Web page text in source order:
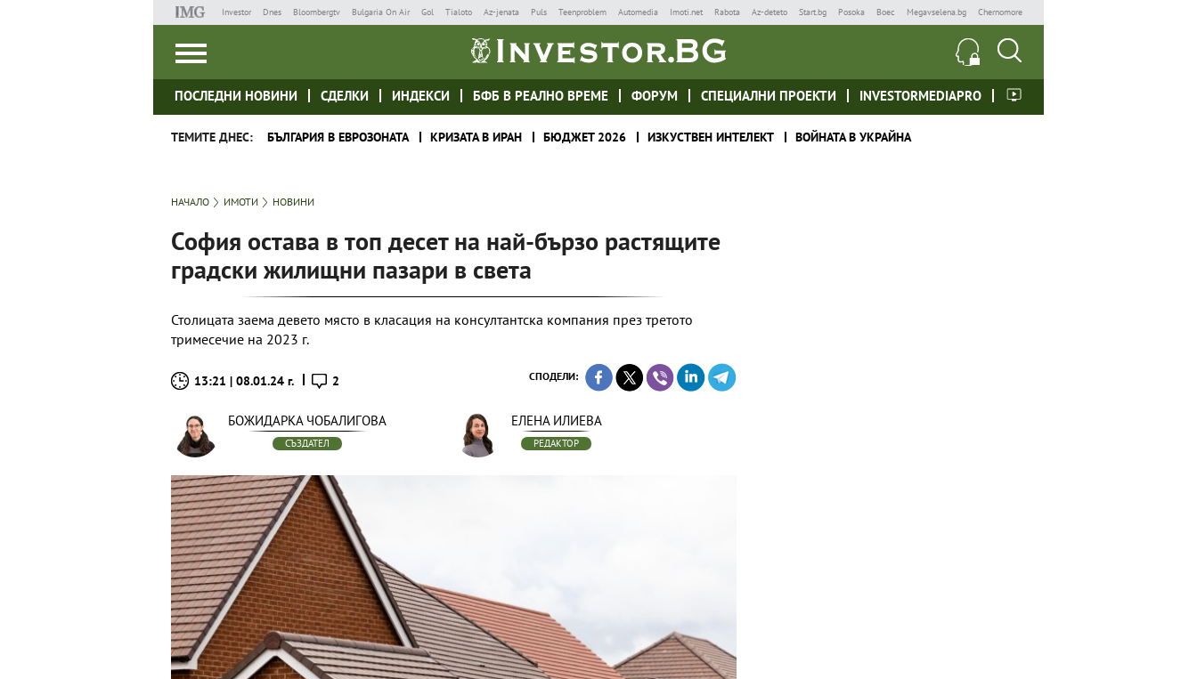
Investor Dnes Bloombergtv Bulgaria On Air Gol Tialoto Az-jenata Puls Teenproblem Automedia Imoti.net Rabota Az-deteto Start.bg Posoka Boec Megavselena.bg Chernomore
ПОСЛЕДНИ НОВИНИ СДЕЛКИ ИНДЕКСИ БФБ В РЕАЛНО ВРЕМЕ ФОРУМ СПЕЦИАЛНИ ПРОЕКТИ INVESTORMEDIAPRO
ТЕМИТЕ ДНЕС: БЪЛГАРИЯ В ЕВРОЗОНАТА КРИЗАТА В ИРАН БЮДЖЕТ 2026 ИЗКУСТВЕН ИНТЕЛЕКТ ВОЙНАТА В УКРАЙНА
НАЧАЛО ИМОТИ НОВИНИ
София остава в топ десет на най-бързо растящите
градски жилищни пазари в света
Столицата заема девето място в класация на консултантска компания през третото
тримесечие на 2023 г.
13:21 | 08.01.24 г. 2 СПОДЕЛИ:
БОЖИДАРКА ЧОБАЛИГОВА
СЪЗДАТЕЛ
ЕЛЕНА ИЛИЕВА
РЕДАКТОР